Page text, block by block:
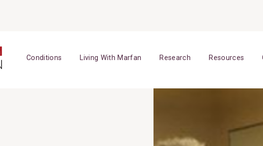
Conditions Living With Marfan Research Resources